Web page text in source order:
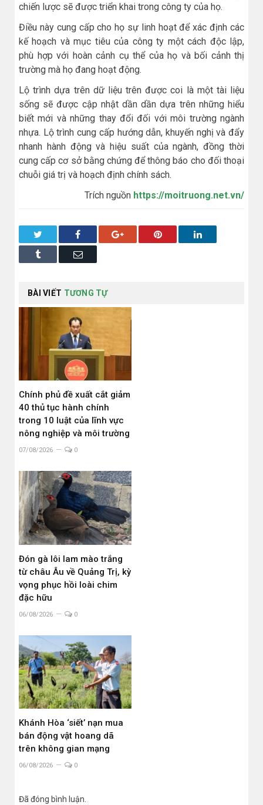
chiến lược sẽ được triển khai trong công ty của họ.
Điều này cung cấp cho họ sự linh hoạt để xác định các
kế hoạch và mục tiêu của công ty một cách độc lập,
phù hợp với hoàn cảnh cụ thể của họ và bối cảnh thị
trường mà họ đang hoạt động.
Lộ trình dựa trên dữ liệu trên được coi là một tài liệu
sống sẽ được cập nhật dần dần dựa trên những hiểu
biết mới và những thay đổi đối với môi trường ngành
nhựa. Lộ trình cung cấp hướng dẫn, khuyến nghị và đẩy
nhanh hành động và hiệu suất của ngành, đồng thời
cung cấp cơ sở bằng chứng để thông báo cho đối thoại
chuỗi giá trị và hoạch định chính sách.
Trích nguồn https://moitruong.net.vn/
Facebook Google+ Pinterest LinkedIn
Tumblr Email
BÀI VIẾT TƯƠNG TỰ
Chính phủ đề xuất cắt giảm
40 thủ tục hành chính
trong 10 luật của lĩnh vực
nông nghiệp và môi trường
07/08/2026 0
Đón gà lôi lam mào trắng
từ châu Âu về Quảng Trị, kỳ
vọng phục hồi loài chim
đặc hữu
06/08/2026 0
Khánh Hòa ‘siết’ nạn mua
bán động vật hoang dã
trên không gian mạng
06/08/2026 0
Đã đóng bình luận.